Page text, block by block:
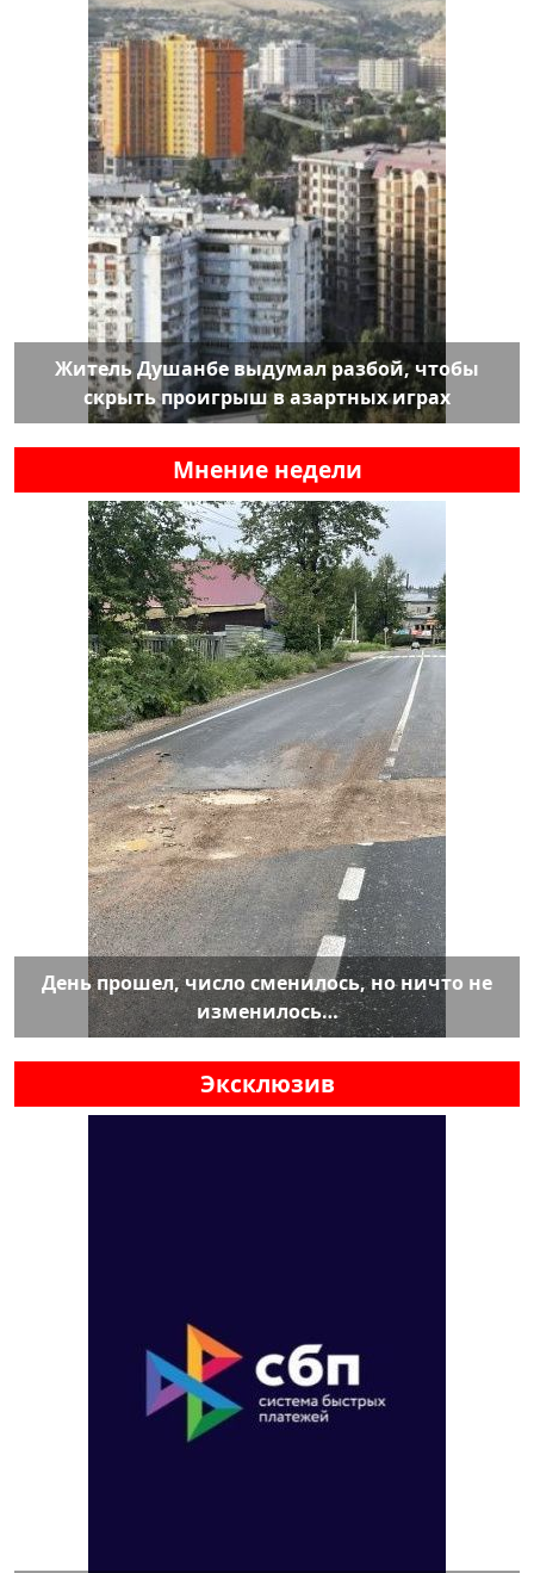
Житель Душанбе выдумал разбой, чтобы
скрыть проигрыш в азартных играх
Мнение недели
День прошел, число сменилось, но ничто не
изменилось…
Эксклюзив